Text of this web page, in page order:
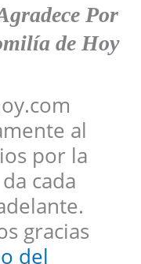
Por
de Hoy
al
por la
cada
gracias
del